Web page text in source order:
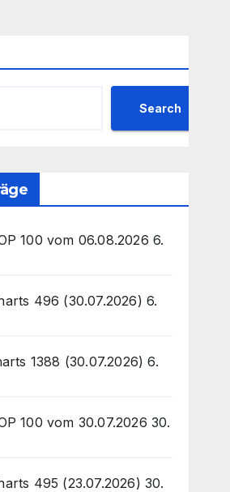
Search
100 vom 06.08.2026 6.
496 (30.07.2026) 6.
1388 (30.07.2026) 6.
100 vom 30.07.2026 30.
495 (23.07.2026) 30.